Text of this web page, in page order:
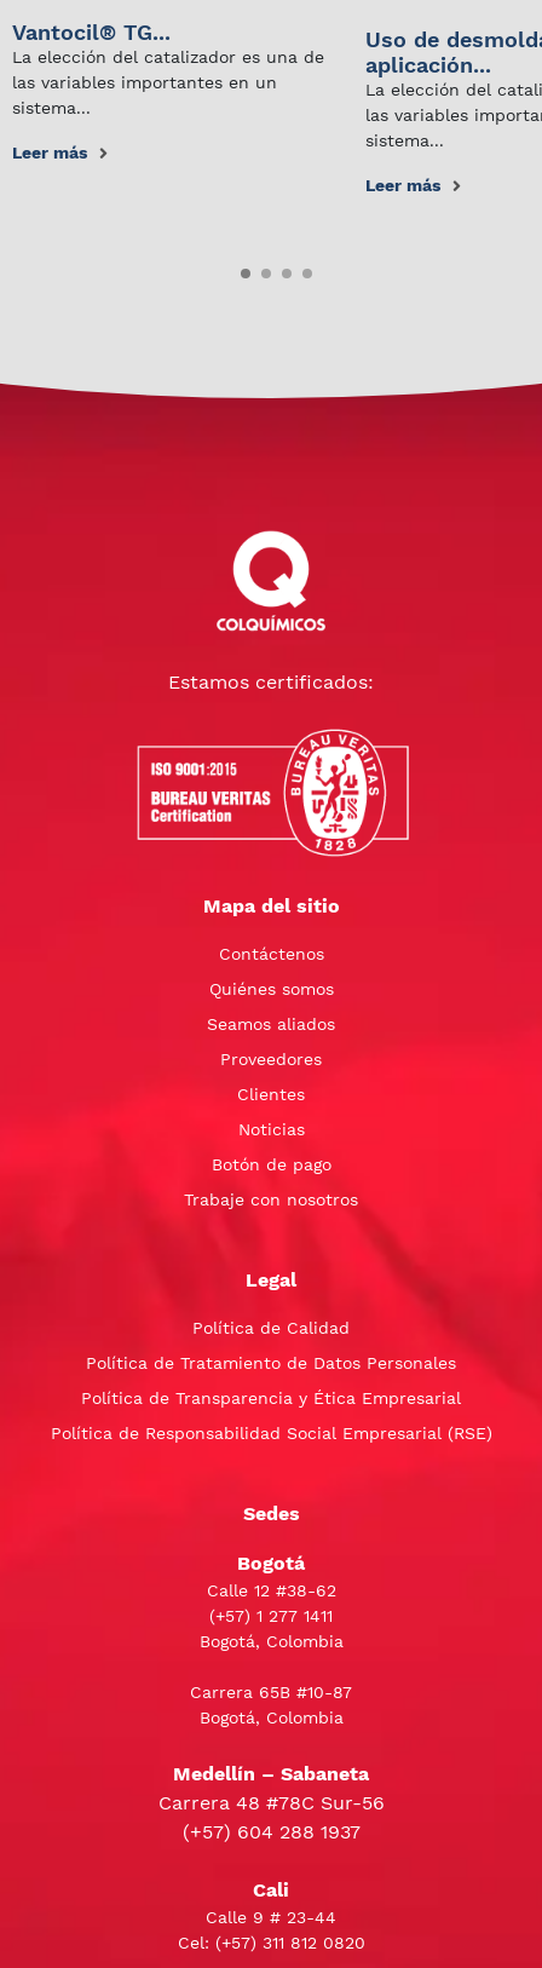
Vantocil® TG...
La elección del catalizador es una de
las variables importantes en un
sistema...
Leer más
Uso de
aplicación...
La elección del
las variables
sistema...
Leer más
Estamos certificados:
Mapa del sitio
Contáctenos
Quiénes somos
Seamos aliados
Proveedores
Clientes
Noticias
Botón de pago
Trabaje con nosotros
Legal
Política de Calidad
Política de Tratamiento de Datos Personales
Política de Transparencia y Ética Empresarial
Política de Responsabilidad Social Empresarial (RSE)
Sedes
Bogotá
Calle 12 #38-62
(+57) 1 277 1411
Bogotá, Colombia
Carrera 65B #10-87
Bogotá, Colombia
Medellín – Sabaneta
Carrera 48 #78C Sur-56
(+57) 604 288 1937
Cali
Calle 9 # 23-44
Cel: (+57) 311 812 0820